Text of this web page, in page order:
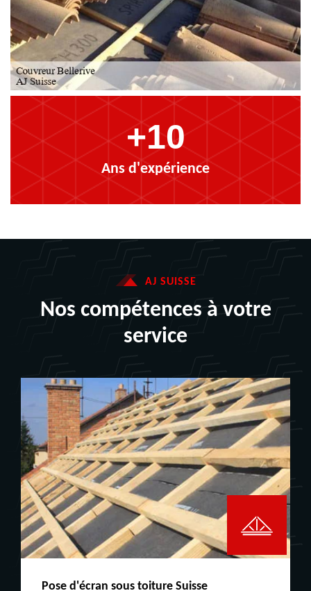
+10
Ans d'expérience
AJ SUISSE
Nos compétences à votre
service
Peinture boiserie LE